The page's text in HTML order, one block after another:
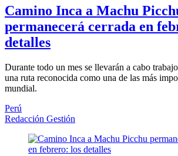
Camino Inca a Machu
permanecerá cerrada en
detalles
Durante todo un mes se llevarán a cabo
una ruta reconocida como una de las más
mundial.
Perú
Redacción Gestión